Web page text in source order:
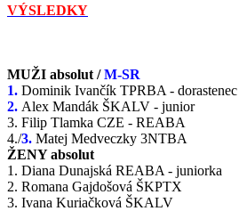
VÝSLEDKY
MUŽI absolut /M-SR
1. Dominik Ivančík TPRBA - dorastenec
2. Alex Mandák ŠKALV - junior
3. Filip Tlamka CZE - REABA
4./3. Matej Medveczky 3NTBA
ŽENY absolut
1. Diana Dunajská REABA - juniorka
2. Romana Gajdošová ŠKPTX
3. Ivana Kuriačková ŠKALV